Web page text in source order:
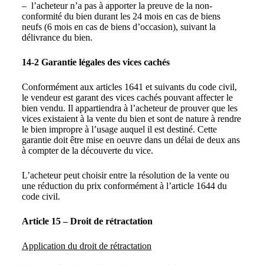
– l’acheteur n’a pas à apporter la preuve de la non-
conformité du bien durant les 24 mois en cas de biens
neufs (6 mois en cas de biens d’occasion), suivant la
délivrance du bien.
14-2 Garantie légales des vices cachés
Conformément aux articles 1641 et suivants du code civil,
le vendeur est garant des vices cachés pouvant affecter le
bien vendu. Il appartiendra à l’acheteur de prouver que les
vices existaient à la vente du bien et sont de nature à rendre
le bien impropre à l’usage auquel il est destiné. Cette
garantie doit être mise en oeuvre dans un délai de deux ans
à compter de la découverte du vice.
L’acheteur peut choisir entre la résolution de la vente ou
une réduction du prix conformément à l’article 1644 du
code civil.
Article 15 – Droit de rétractation
Application du droit de rétractation